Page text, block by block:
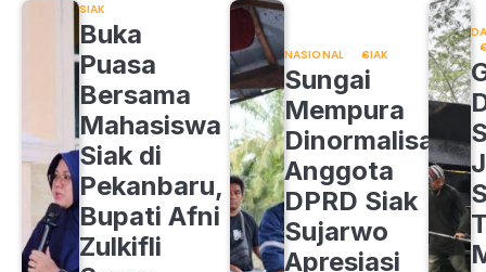
SIAK
Buka
Puasa
Bersama
Mahasiswa
Siak di
Pekanbaru,
Bupati Afni
Zulkifli
NASIONAL SIAK
Sungai
Mempura
Dinormalisasi,
Anggota
DPRD Siak
Sujarwo
Apresiasi